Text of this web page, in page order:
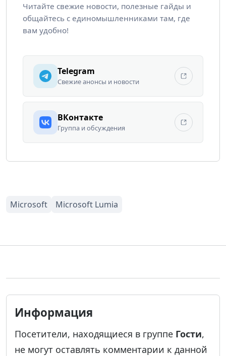
Читайте свежие новости, полезные гайды и
общайтесь с единомышленниками там, где
вам удобно!
Telegram
Свежие анонсы и новости
ВКонтакте
Группа и обсуждения
Информация
Посетители, находящиеся в группе Гости,
не могут оставлять комментарии к данной